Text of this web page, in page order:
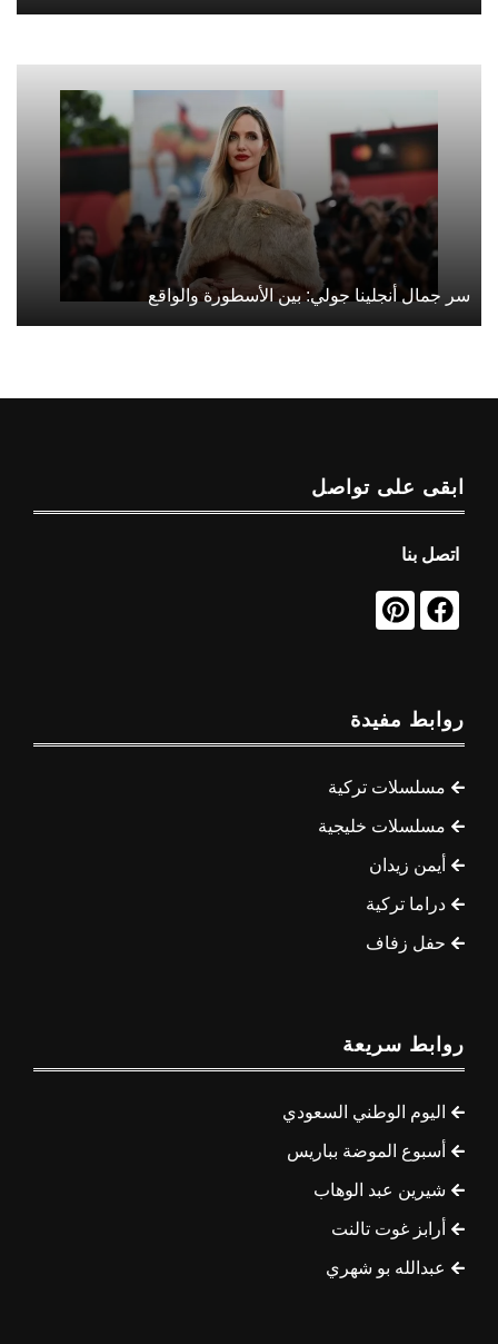
سر جمال أنجلينا جولي: بين الأسطورة والواقع
ابقى على تواصل
اتصل بنا
روابط مفيدة
مسلسلات تركية
مسلسلات خليجية
أيمن زيدان
دراما تركية
حفل زفاف
روابط سريعة
اليوم الوطني السعودي
أسبوع الموضة بباريس
شيرين عبد الوهاب
أرابز غوت تالنت
عبدالله بو شهري